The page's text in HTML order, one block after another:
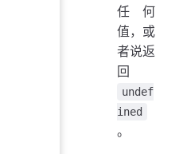
任何
值，或
者说返
回
undef
ined
。